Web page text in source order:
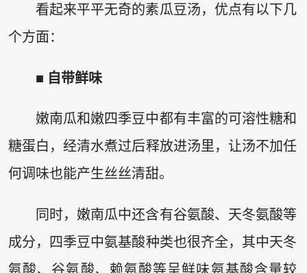
看起来平平无奇的素瓜豆汤，优点有以下几
个方面：
■ 自带鲜味
嫩南瓜和嫩四季豆中都有丰富的可溶性糖和
糖蛋白，经清水煮过后释放进汤里，让汤不加任
何调味也能产生丝丝清甜。
同时，嫩南瓜中还含有谷氨酸、天冬氨酸等
成分，四季豆中氨基酸种类也很齐全，其中天冬
氨酸、谷氨酸、赖氨酸等呈鲜味氨基酸含量较